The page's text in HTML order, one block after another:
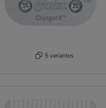
5 variantes